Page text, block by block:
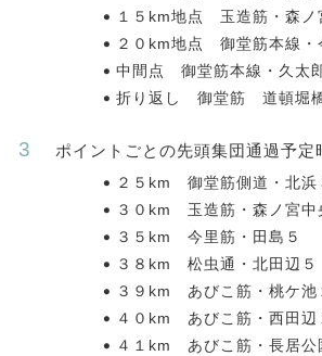
１５km地点 玉造筋・森ノ
２０km地点 御堂筋本線・
中間点 御堂筋本線・久太
折り返し 御堂筋 道頓堀
ポイントごとの先頭集団通過予
２５km 御堂筋側道・北浜
３０km 玉造筋・森ノ宮中
３５km 今里筋・田島５
３８km 松虫通・北田辺５
３９km あびこ筋・桃ケ池
４０km あびこ筋・西田辺
４１km あびこ筋・長居公